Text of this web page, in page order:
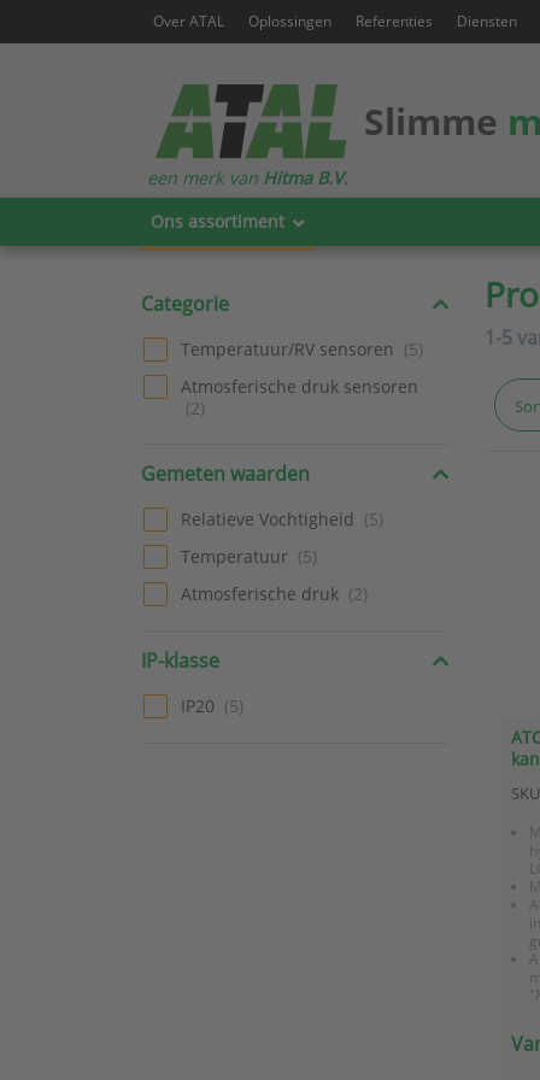
Over ATAL Oplossingen Referenties Diensten
Slimme
Ons assortiment
een merk van Hitma B.V.
Categorie
Temperatuur/RV sensoren
Atmosferische druk sensoren
Gemeten waarden
Relatieve Vochtigheid
Temperatuur
Atmosferische druk
IP-klasse
IP20
1-5
SKU